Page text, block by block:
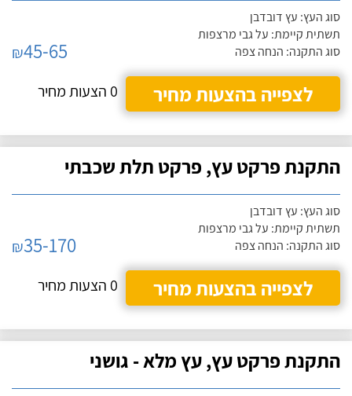
סוג העץ: עץ דובדבן
תשתית קיימת: על גבי מרצפות
סוג התקנה: הנחה צפה
₪45-65
לצפייה בהצעות מחיר
0 הצעות מחיר
התקנת פרקט עץ, פרקט תלת שכבתי
סוג העץ: עץ דובדבן
תשתית קיימת: על גבי מרצפות
סוג התקנה: הנחה צפה
₪35-170
לצפייה בהצעות מחיר
0 הצעות מחיר
התקנת פרקט עץ, עץ מלא - גושני